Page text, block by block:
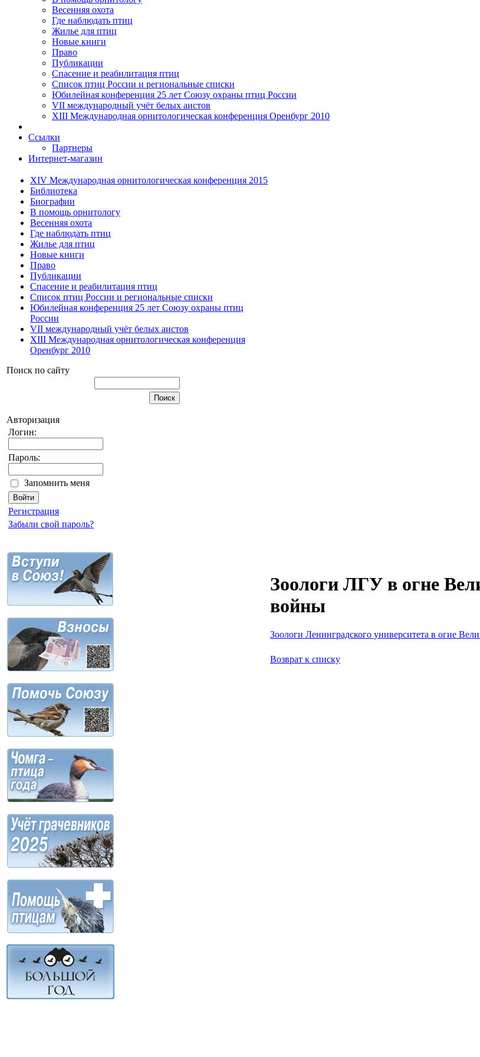
Весенняя охота
Где наблюдать птиц
Жилье для птиц
Новые книги
Право
Публикации
Спасение и реабилитация птиц
Список птиц России и региональные списки
Юбилейная конференция 25 лет Союзу охраны птиц России
VII международный учёт белых аистов
XIII Международная орнитологическая конференция Оренбург 2010
Ссылки
Партнеры
Интернет-магазин
XIV Международная орнитологическая конференция 2015
Библиотека
Биографии
В помощь орнитологу
Весенняя охота
Где наблюдать птиц
Жилье для птиц
Новые книги
Право
Публикации
Спасение и реабилитация птиц
Список птиц России и региональные списки
Юбилейная конференция 25 лет Союзу охраны птиц
России
VII международный учёт белых аистов
XIII Международная орнитологическая конференция
Оренбург 2010
Поиск по сайту
Авторизация
Логин:
Пароль:
Запомнить меня
Регистрация
Забыли свой пароль?
Зоологи ЛГУ в огне
войны
Зоологи Ленинградского университета в огне
Возврат к списку